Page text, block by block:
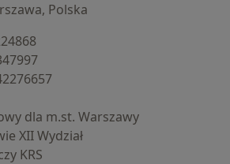
Polska
dla m.st. Warszawy
XII Wydział
KRS